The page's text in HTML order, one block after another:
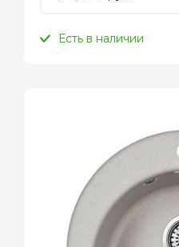
Есть в наличии